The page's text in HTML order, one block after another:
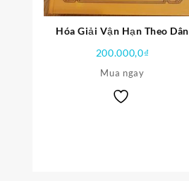
Hóa Giải Vận Hạn Theo Dân
Càn Khôn PDF
200.000,0₫
Mua ngay